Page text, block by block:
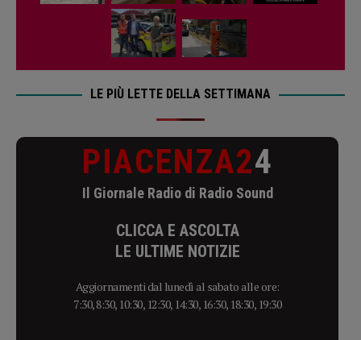
LE PIÙ LETTE DELLA SETTIMANA
PIACENZA24
Il Giornale Radio di Radio Sound
CLICCA E ASCOLTA
LE ULTIME NOTIZIE
Aggiornamenti dal lunedì al sabato alle ore:
7:30, 8:30, 10:30, 12:30, 14:30, 16:30, 18:30, 19:30